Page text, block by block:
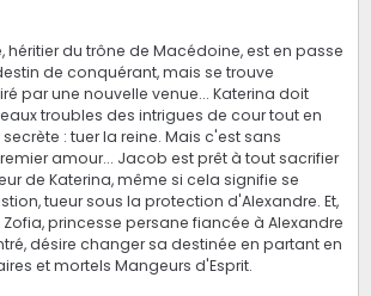
héritier du trône de Macédoine, est en passe
de conquérant, mais se trouve
par une nouvelle venue... Katerina doit
troubles des intrigues de cour tout en
: tuer la reine. Mais c'est sans
amour... Jacob est prêt à tout sacrifier
de Katerina, même si cela signifie se
tueur sous la protection d'Alexandre. Et,
princesse persane fiancée à Alexandre
désire changer sa destinée en partant en
et mortels Mangeurs d'Esprit.